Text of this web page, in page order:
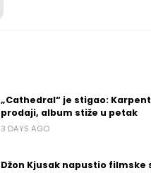
„Cathedral“ je stigao:
prodaji, album stiže u petak
3 DAYS AGO
Džon Kjusak napustio filmske